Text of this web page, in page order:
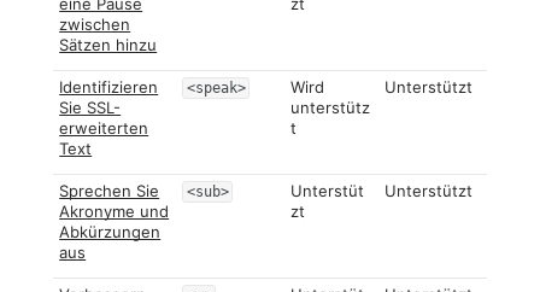
eine Pause
zwischen
Sätzen hinzu
zt
Identifizieren
Sie SSL-
erweiterten
Text
<speak>
Wird
unterstütz
t
Unterstützt
Sprechen Sie
Akronyme und
Abkürzungen
aus
<sub>
Unterstüt
zt
Unterstützt